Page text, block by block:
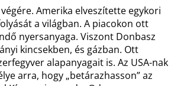
Amerika elveszítette egykori
a világban. A piacokon ott
nyersanyaga. Viszont Donbasz
kincsekben, és gázban. Ott
alapanyagait is. Az USA-nak
arra, hogy „betárazhasson” az